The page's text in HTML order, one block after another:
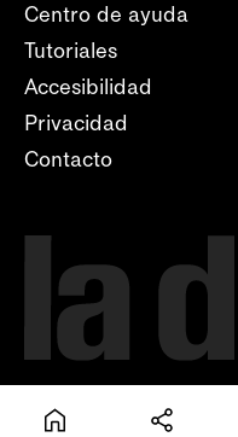
Centro de ayuda
Tutoriales
Accesibilidad
Privacidad
Contacto